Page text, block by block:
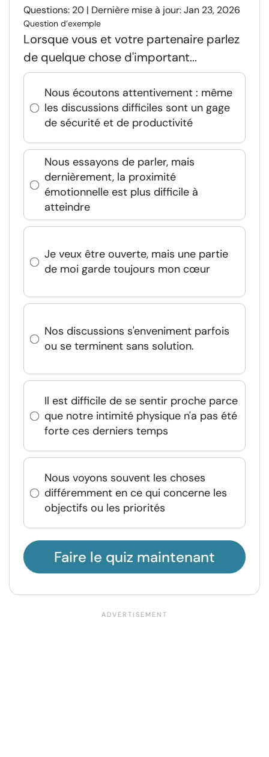
Questions: 20 | Dernière mise à jour: Jan 23, 2026
Question d’exemple
Lorsque vous et votre partenaire parlez
de quelque chose d'important...
Nous écoutons attentivement : même
les discussions difficiles sont un gage
de sécurité et de productivité
Nous essayons de parler, mais
dernièrement, la proximité
émotionnelle est plus difficile à
atteindre
Je veux être ouverte, mais une partie
de moi garde toujours mon cœur
Nos discussions s'enveniment parfois
ou se terminent sans solution.
Il est difficile de se sentir proche parce
que notre intimité physique n'a pas été
forte ces derniers temps
Nous voyons souvent les choses
différemment en ce qui concerne les
objectifs ou les priorités
Faire le quiz maintenant